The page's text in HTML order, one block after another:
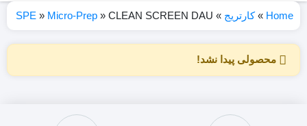
Home
»کارتریج »
SPE » Micro-Prep » CLEAN SCREEN DAU
محصولی پیدا نشد!